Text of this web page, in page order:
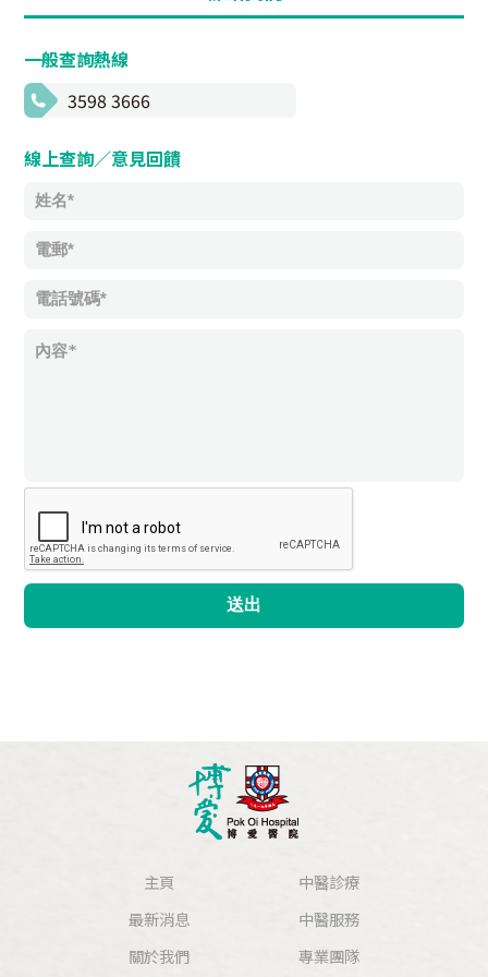
一般查詢熱線
3598 3666
線上查詢／意見回饋
送出
主頁
最新消息
關於我們
中醫診療
中醫服務
專業團隊